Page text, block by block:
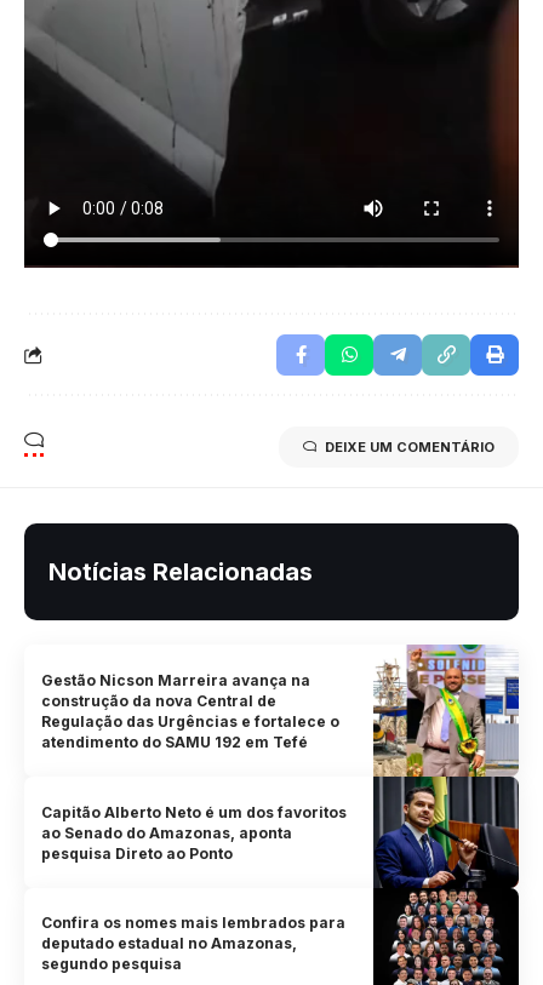
DEIXE UM COMENTÁRIO
Notícias Relacionadas
Gestão Nicson Marreira avança na
construção da nova Central de
Regulação das Urgências e fortalece o
atendimento do SAMU 192 em Tefé
Capitão Alberto Neto é um dos favoritos
ao Senado do Amazonas, aponta
pesquisa Direto ao Ponto
Confira os nomes mais lembrados para
deputado estadual no Amazonas,
segundo pesquisa